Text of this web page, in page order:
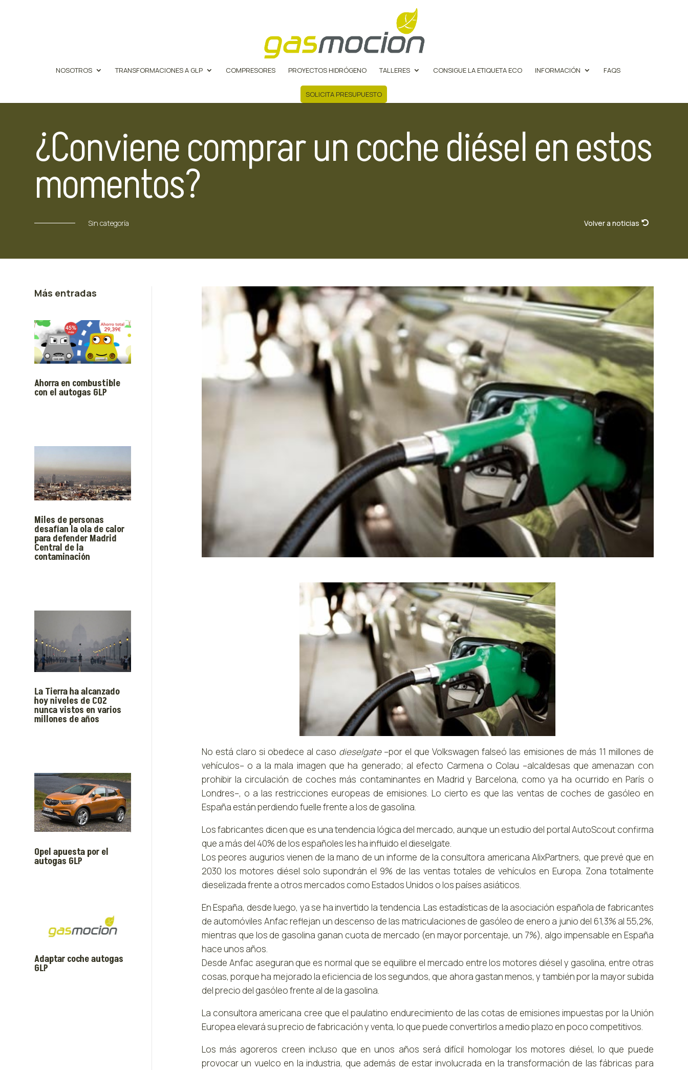
NOSOTROS TRANSFORMACIONES A GLP COMPRESORES PROYECTOS HIDRÓGENO TALLERES CONSIGUE LA ETIQUETA ECO INFORMACIÓN FAQS
SOLICITA PRESUPUESTO
¿Conviene comprar un coche diésel en estos
momentos?
Sin categoría Volver a noticias
Más entradas
Ahorra en combustible
con el autogas GLP
Miles de personas
desafían la ola de calor
para defender Madrid
Central de la
contaminación
La Tierra ha alcanzado
hoy niveles de CO2
nunca vistos en varios
millones de años
Opel apuesta por el
autogas GLP
Adaptar coche autogas
GLP
No está claro si obedece al caso dieselgate–por el que Volkswagen falseó las emisiones de más 11 millones de
vehículos– o a la mala imagen que ha generado; al efecto Carmena o Colau –alcaldesas que amenazan con
prohibir la circulación de coches más contaminantes en Madrid y Barcelona, como ya ha ocurrido en París o
Londres–, o a las restricciones europeas de emisiones. Lo cierto es que las ventas de coches de gasóleo en
España están perdiendo fuelle frente a los de gasolina.
Los fabricantes dicen que es una tendencia lógica del mercado, aunque un estudio del portal AutoScout confirma
que a más del 40% de los españoles les ha influido el dieselgate.
Los peores augurios vienen de la mano de un informe de la consultora americana AlixPartners, que prevé que en
2030 los motores diésel solo supondrán el 9% de las ventas totales de vehículos en Europa. Zona totalmente
dieselizada frente a otros mercados como Estados Unidos o los países asiáticos.
En España, desde luego, ya se ha invertido la tendencia. Las estadísticas de la asociación española de fabricantes
de automóviles Anfac reflejan un descenso de las matriculaciones de gasóleo de enero a junio del 61,3% al 55,2%,
mientras que los de gasolina ganan cuota de mercado (en mayor porcentaje, un 7%), algo impensable en España
hace unos años.
Desde Anfac aseguran que es normal que se equilibre el mercado entre los motores diésel y gasolina, entre otras
cosas, porque ha mejorado la eficiencia de los segundos, que ahora gastan menos, y también por la mayor subida
del precio del gasóleo frente al de la gasolina.
La consultora americana cree que el paulatino endurecimiento de las cotas de emisiones impuestas por la Unión
Europea elevará su precio de fabricación y venta, lo que puede convertirlos a medio plazo en poco competitivos.
Los más agoreros creen incluso que en unos años será difícil homologar los motores diésel, lo que puede
provocar un vuelco en la industria, que además de estar involucrada en la transformación de las fábricas para